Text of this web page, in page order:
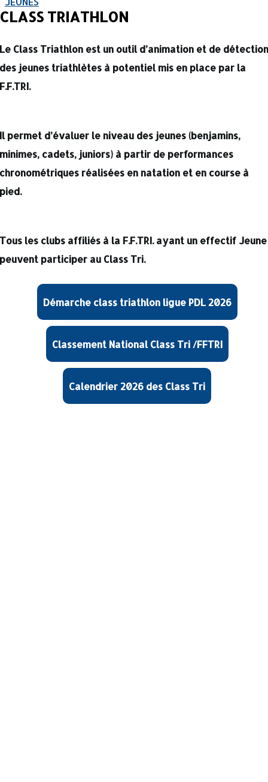
TRIATHLON
Class Triathlonest un outil d’animation et de détection
jeunes triathlètes à potentiel mis en place par la
permet d’évaluer le niveau des jeunes (benjamins,
cadets, juniors) à partir de performances
réalisées en natation et en course à
les clubs affiliés à la F.F.TRI. ayant un effectif Jeune
participer au Class Tri.
Démarche class triathlon ligue PDL 2026
Classement National Class Tri /FFTRI
Calendrier 2026 des Class Tri